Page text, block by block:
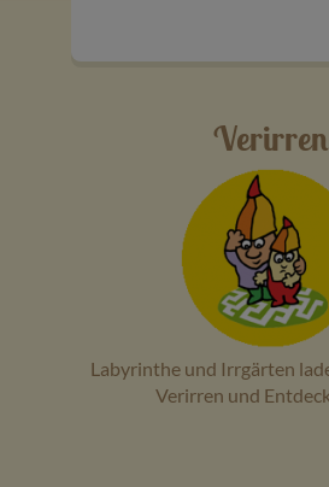
Veranstaltungen
Baumpaten
Verirren
Labyrinthe und Irrgärten
Verirren und